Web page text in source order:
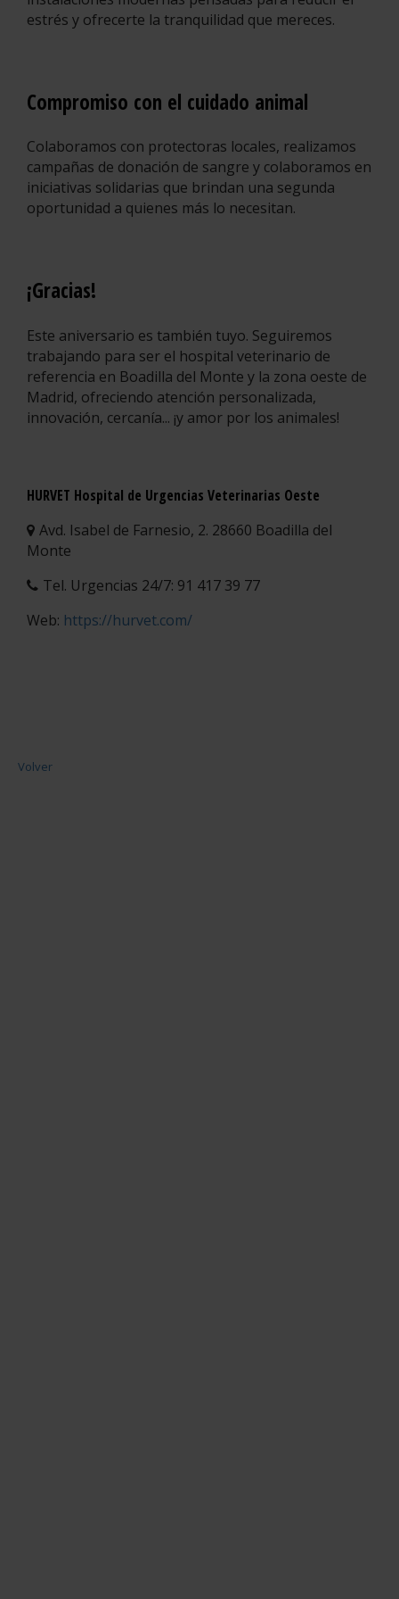
estrés y ofrecerte la tranquilidad que mereces.
Compromiso con el cuidado animal
Colaboramos con protectoras locales, realizamos
campañas de donación de sangre y colaboramos en
iniciativas solidarias que brindan una segunda
oportunidad a quienes más lo necesitan.
¡Gracias!
Este aniversario es también tuyo. Seguiremos
trabajando para ser el hospital veterinario de
referencia en Boadilla del Monte y la zona oeste de
Madrid, ofreciendo atención personalizada,
innovación, cercanía... ¡y amor por los animales!
HURVET Hospital de Urgencias Veterinarias Oeste
Avd. Isabel de Farnesio, 2. 28660 Boadilla del
Monte
Tel. Urgencias 24/7: 91 417 39 77
Web: https://hurvet.com/
Volver